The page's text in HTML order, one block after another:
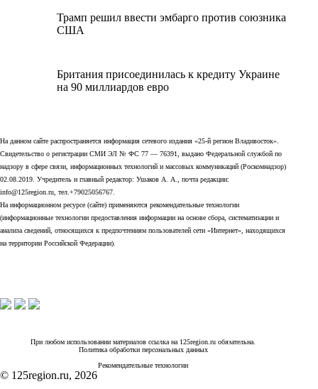
Трамп решил ввести эмбарго против союзника
США
Британия присоединилась к кредиту Украине
на 90 миллиардов евро
На данном сайте распространяется информация сетевого издания «25-й регион Владивосток».
Свидетельство о регистрации СМИ ЭЛ № ФС 77 — 76391, выдано Федеральной службой по
надзору в сфере связи, информационных технологий и массовых коммуникаций (Роскомнадзор)
02.08.2019. Учредитель и главный редактор: Ушаков А. А., почта редакции:
info@125region.ru, тел.+79025056767.
На информационном ресурсе (сайте) применяются рекомендательные технологии
(информационные технологии предоставления информации на основе сбора, систематизации и
анализа сведений, относящихся к предпочтениям пользователей сети «Интернет», находящихся
на территории Российской Федерации).
При любом использовании материалов ссылка на 125region.ru обязательна.
Политика обработки персональных данных
Рекомендательные технологии
© 125region.ru, 2026